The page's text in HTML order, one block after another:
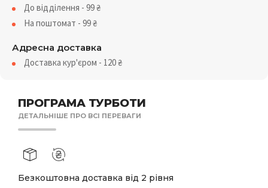
ПРОГРАМА ТУРБОТИ
ДЕТАЛЬНІШЕ ПРО ВСІ ПЕРЕВАГИ
Безкоштовна доставка від 2 рівня
До відділення - 99₴
На поштомат - 99₴
Адресна доставка
Доставка кур'єром - 120₴